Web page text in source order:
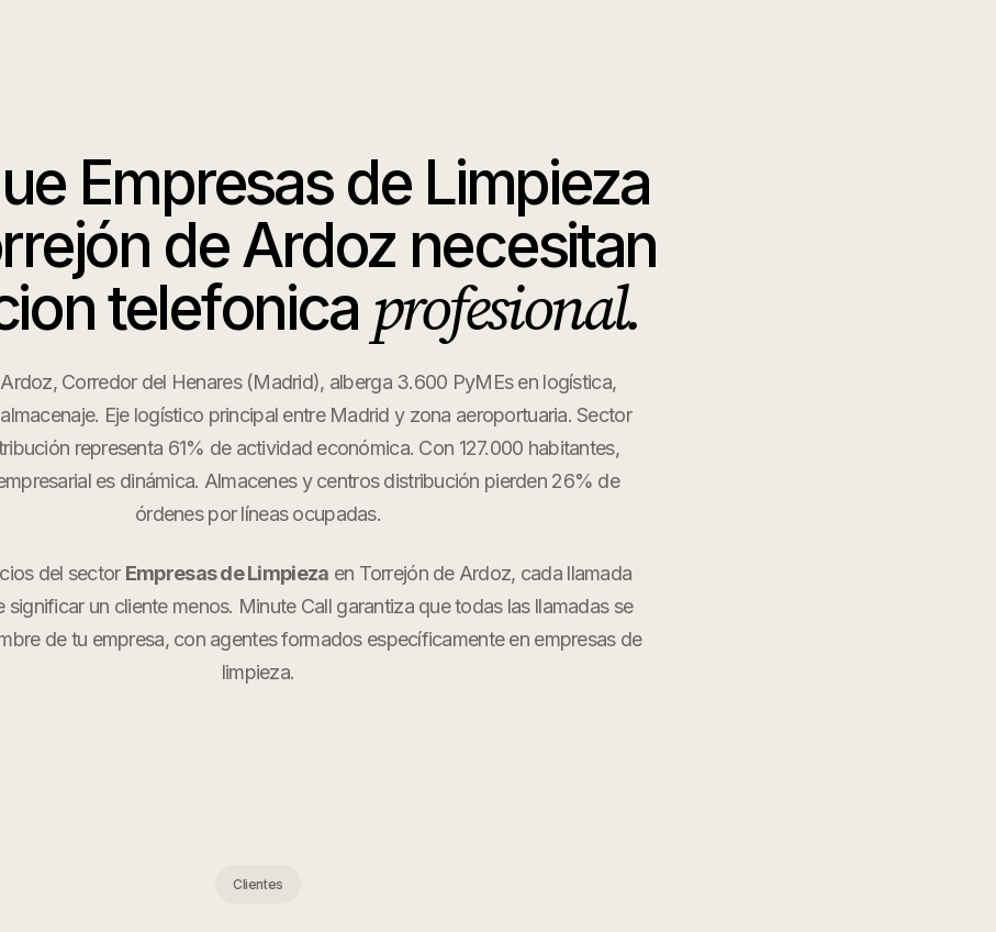
Empresas de Limpieza
de Ardoz necesitan
telefonica profesional.
Corredor del Henares (Madrid), alberga 3.600 PyMEs en logística,
Eje logístico principal entre Madrid y zona aeroportuaria. Sector
representa 61% de actividad económica. Con 127.000 habitantes,
es dinámica. Almacenes y centros distribución pierden 26% de
órdenes por líneas ocupadas.
del sector Empresas de Limpieza en Torrejón de Ardoz, cada llamada
significar un cliente menos. Minute Call garantiza que todas las llamadas se
de tu empresa, con agentes formados específicamente en empresas de
limpieza.
Clientes